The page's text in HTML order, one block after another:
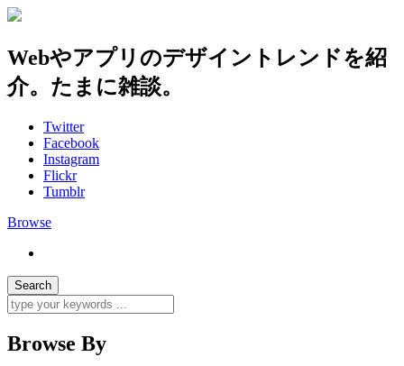
Webやアプリのデザイントレンドを紹
介。たまに雑談。
Twitter
Facebook
Instagram
Flickr
Tumblr
Browse
Browse By